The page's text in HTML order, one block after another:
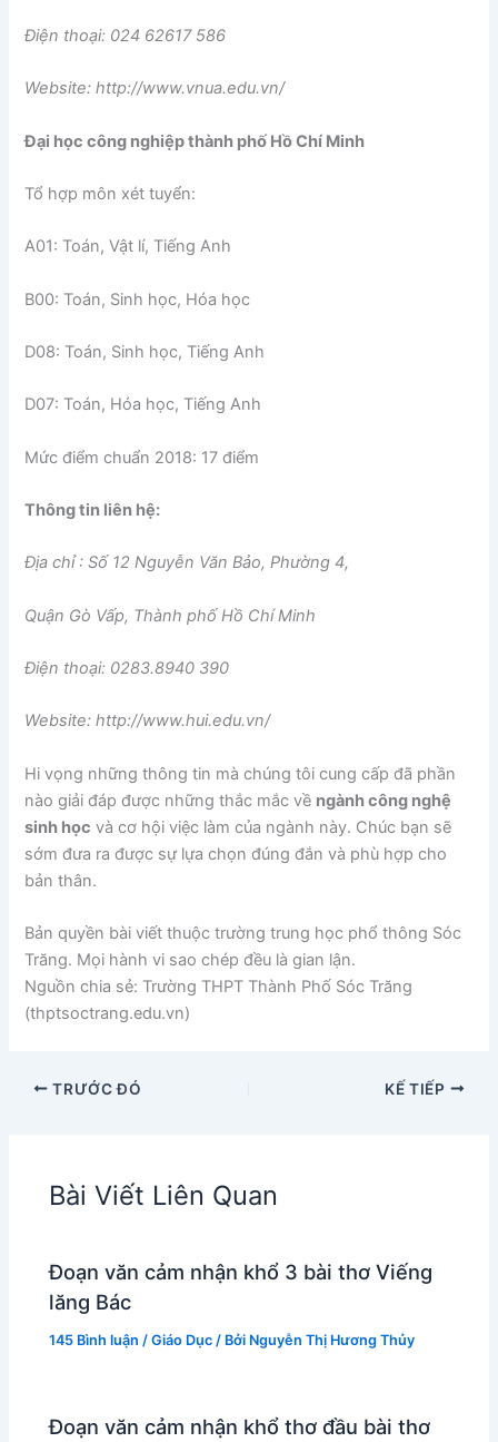
Điện thoại: 024 62617 586
Website: http://www.vnua.edu.vn/
Đại học công nghiệp thành phố Hồ Chí Minh
Tổ hợp môn xét tuyển:
A01: Toán, Vật lí, Tiếng Anh
B00: Toán, Sinh học, Hóa học
D08: Toán, Sinh học, Tiếng Anh
D07: Toán, Hóa học, Tiếng Anh
Mức điểm chuẩn 2018: 17 điểm
Thông tin liên hệ:
Địa chỉ : Số 12 Nguyễn Văn Bảo, Phường 4,
Quận Gò Vấp, Thành phố Hồ Chí Minh
Điện thoại: 0283.8940 390
Website: http://www.hui.edu.vn/
Hi vọng những thông tin mà chúng tôi cung cấp đã phần
nào giải đáp được những thắc mắc về ngành công nghệ
sinh học và cơ hội việc làm của ngành này. Chúc bạn sẽ
sớm đưa ra được sự lựa chọn đúng đắn và phù hợp cho
bản thân.
Bản quyền bài viết thuộc trường trung học phổ thông Sóc
Trăng. Mọi hành vi sao chép đều là gian lận.
Nguồn chia sẻ: Trường THPT Thành Phố Sóc Trăng
(thptsoctrang.edu.vn)
TRƯỚC ĐÓ KẾ TIẾP
Bài Viết Liên Quan
Đoạn văn cảm nhận khổ 3 bài thơ Viếng
lăng Bác
145 Bình luận /Giáo Dục / Bởi Nguyễn Thị Hương Thủy
Đoạn văn cảm nhận khổ thơ đầu bài thơ